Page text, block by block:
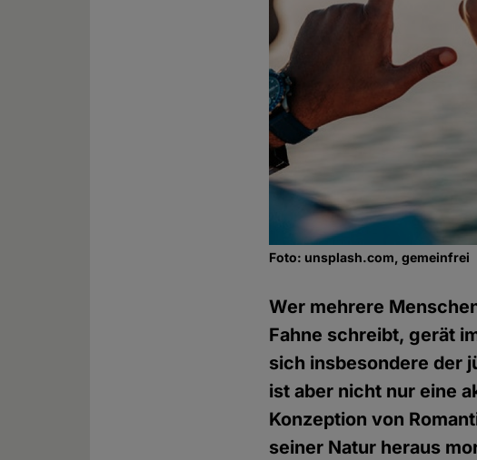
Foto: unsplash.com, gemeinfrei
Wer mehrere
Fahne schreibt, gerät
sich insbesondere der
ist aber nicht nur eine
Konzeption von
seiner Natur heraus